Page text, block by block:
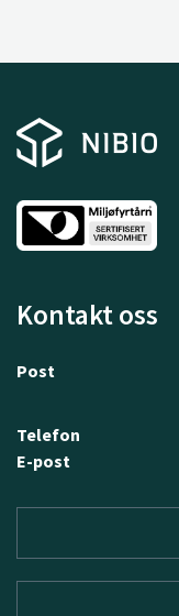
Kontakt oss
Post
Telefon
E-post